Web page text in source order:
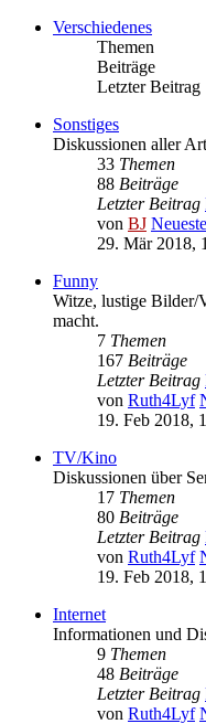
Verschiedenes
Themen
Beiträge
Letzter Beitrag
Sonstiges
Diskussionen aller
33 Themen
88 Beiträge
Letzter Beitrag
von BJ
29. Mär 2018,
Funny
Witze, lustige Bilder/
macht.
7 Themen
167 Beiträge
Letzter Beitrag
von Ruth4Lyf
19. Feb 2018,
TV/Kino
Diskussionen über
17 Themen
80 Beiträge
Letzter Beitrag
von Ruth4Lyf
19. Feb 2018,
Internet
Informationen und
9 Themen
48 Beiträge
Letzter Beitrag
von Ruth4Lyf